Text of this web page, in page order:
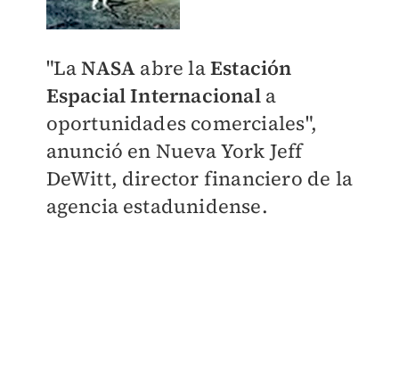
"LaNASA abre laEstación
Espacial Internacionala
oportunidades comerciales",
anunció en Nueva York Jeff
DeWitt, director financiero de la
agencia estadunidense.